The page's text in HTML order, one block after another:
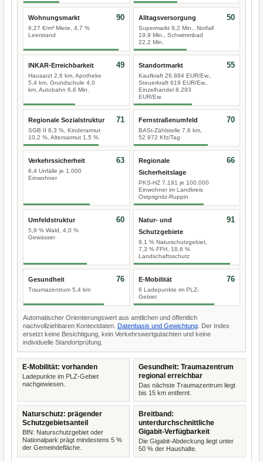
Wohnungsmarkt
6,27 €/m² Miete, 4,7 %
Leerstand
90 Alltagsversorgung
Supermarkt 9,2 Min., Notfall
19,9 Min., Schwimmbad
22,2 Min.
50
INKAR-Erreichbarkeit
Hausarzt 2,6 km, Apotheke
5,4 km, Grundschule 4,0
km, Autobahn 6,6 Min.
49 Standortmarkt
Kaufkraft 26.884 EUR/Ew.,
Steuerkraft 619 EUR/Ew.,
Einzelhandel 8.293
EUR/Ew.
55
Regionale Sozialstruktur
SGB II 8,3 %, Kinderarmut
10,2 %, Altersarmut 1,5 %
71 Fernstraßenumfeld
BASt-Zählstelle 7,6 km,
52.972 Kfz/Tag
70
Verkehrssicherheit
6,4 Unfälle je 1.000
Einwohner
63
Regionale
Sicherheitslage
PKS-HZ 7.191 je 100.000
Einwohner im Landkreis
Ostprignitz-Ruppin
66
Umfeldstruktur
5,9 % Wald, 4,0 %
Gewässer
60
Natur- und
Schutzgebiete
8,1 % Naturschutzgebiet,
7,3 % FFH, 18,6 %
Landschaftsschutz
91
Gesundheit
Traumazentrum 5,4 km
76 E-Mobilität
6 Ladepunkte im PLZ-
Gebiet
76
Automatischer Orientierungswert aus amtlichen und öffentlich
nachvollziehbaren Kontextdaten. Datenbasis und Gewichtung . Der Index
ersetzt keine Besichtigung, kein Verkehrswertgutachten und keine
individuelle Standortprüfung.
E-Mobilität: vorhanden
Ladepunkte im PLZ-Gebiet
nachgewiesen.
Gesundheit: Traumazentrum
regional erreichbar
Das nächste Traumazentrum liegt
bis 15 km entfernt.
Naturschutz: prägender
Schutzgebietsanteil
BfN: Naturschutzgebiet oder
Nationalpark prägt mindestens 5 %
der Gemeindefläche.
Breitband:
unterdurchschnittliche
Gigabit-Verfügbarkeit
Die Gigabit-Abdeckung liegt unter
50 % der Haushalte.